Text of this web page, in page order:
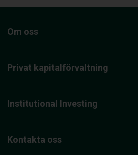
Om oss
Privat kapitalförvaltning
Institutional Investing
Kontakta oss